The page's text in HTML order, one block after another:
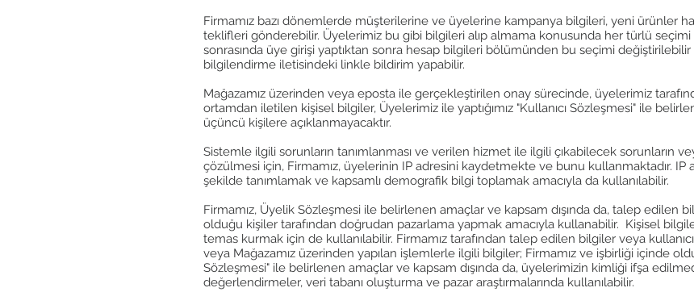
Firmamız bazı dönemlerde müşterilerine ve üyelerine kampanya bilgileri, yeni ürünler
teklifleri gönderebilir. Üyelerimiz bu gibi bilgileri alıp almama konusunda her türlü
sonrasında üye girişi yaptıktan sonra hesap bilgileri bölümünden bu seçimi
bilgilendirme iletisindeki linkle bildirim yapabilir.
Mağazamız üzerinden veya eposta ile gerçekleştirilen onay sürecinde, üyelerimiz
ortamdan iletilen kişisel bilgiler, Üyelerimiz ile yaptığımız "Kullanıcı Sözleşmesi" ile
üçüncü kişilere açıklanmayacaktır.
Sistemle ilgili sorunların tanımlanması ve verilen hizmet ile ilgili çıkabilecek sorunların
çözülmesi için, Firmamız, üyelerinin IP adresini kaydetmekte ve bunu kullanmaktadır. IP
şekilde tanımlamak ve kapsamlı demografik bilgi toplamak amacıyla da kullanılabilir.
Firmamız, Üyelik Sözleşmesi ile belirlenen amaçlar ve kapsam dışında da, talep edilen
olduğu kişiler tarafından doğrudan pazarlama yapmak amacıyla kullanabilir. Kişisel
temas kurmak için de kullanılabilir. Firmamız tarafından talep edilen bilgiler veya
veya Mağazamız üzerinden yapılan işlemlerle ilgili bilgiler; Firmamız ve işbirliği içinde
Sözleşmesi" ile belirlenen amaçlar ve kapsam dışında da, üyelerimizin kimliği ifşa
değerlendirmeler, veri tabanı oluşturma ve pazar araştırmalarında kullanılabilir.